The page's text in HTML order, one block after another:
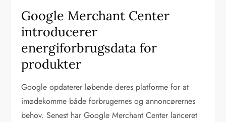
Google Merchant Center
introducerer
energiforbrugsdata for
produkter
Google opdaterer løbende deres platforme for at
imødekomme både forbrugernes og annoncørernes
behov. Senest har Google Merchant Center lanceret